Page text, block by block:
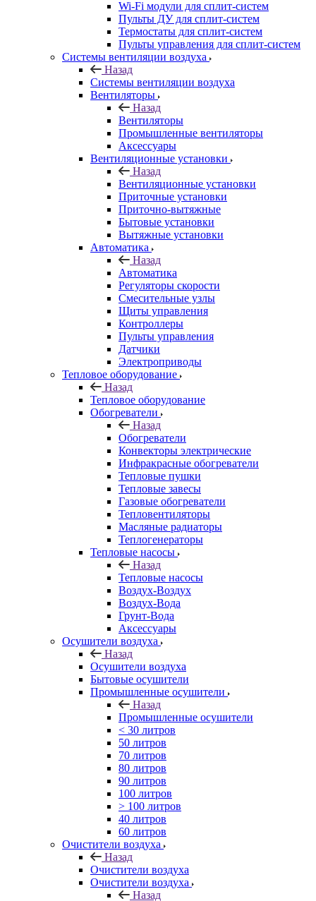
Wi-Fi модули для сплит-систем
Пульты ДУ для сплит-систем
Термостаты для сплит-систем
Пульты управления для сплит-систем
Системы вентиляции воздуха
Назад
Системы вентиляции воздуха
Вентиляторы
Назад
Вентиляторы
Промышленные вентиляторы
Аксессуары
Вентиляционные установки
Назад
Вентиляционные установки
Приточные установки
Приточно-вытяжные
Бытовые установки
Вытяжные установки
Автоматика
Назад
Автоматика
Регуляторы скорости
Смесительные узлы
Щиты управления
Контроллеры
Пульты управления
Датчики
Электроприводы
Тепловое оборудование
Назад
Тепловое оборудование
Обогреватели
Назад
Обогреватели
Конвекторы электрические
Инфракрасные обогреватели
Тепловые пушки
Тепловые завесы
Газовые обогреватели
Тепловентиляторы
Масляные радиаторы
Теплогенераторы
Тепловые насосы
Назад
Тепловые насосы
Воздух-Воздух
Воздух-Вода
Грунт-Вода
Аксессуары
Осушители воздуха
Назад
Осушители воздуха
Бытовые осушители
Промышленные осушители
Назад
Промышленные осушители
< 30 литров
50 литров
70 литров
80 литров
90 литров
100 литров
> 100 литров
40 литров
60 литров
Очистители воздуха
Назад
Очистители воздуха
Очистители воздуха
Назад